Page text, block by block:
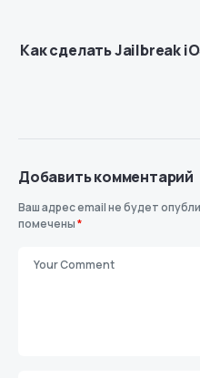
Как сделать Jailbreak
Добавить комментарий
Ваш адрес email не будет
помечены*